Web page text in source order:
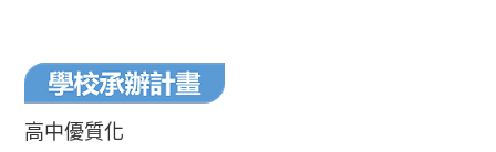
高中優質化